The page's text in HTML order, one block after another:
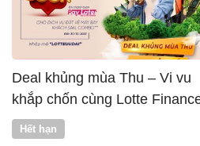
Deal khủng mùa Thu – Vi vu
khắp chốn cùng Lotte
Vntrip
Hết hạn